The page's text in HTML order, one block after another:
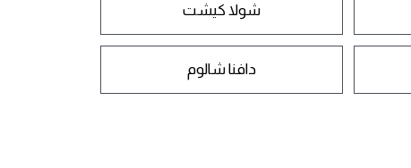
شولا كيشت
دافنا شالوم